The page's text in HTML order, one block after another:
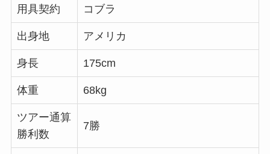
用具契約 コブラ
出身地 アメリカ
身長 175cm
体重 68kg
ツアー通算
勝利数
7勝